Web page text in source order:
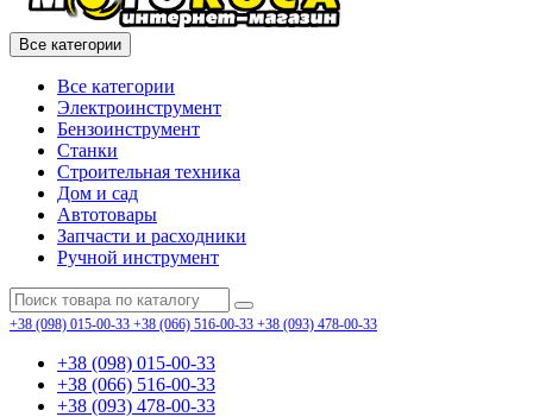
Все категории
Все категории
Электроинструмент
Бензоинструмент
Станки
Строительная техника
Дом и сад
Автотовары
Запчасти и расходники
Ручной инструмент
+38 (098) 015-00-33 +38 (066) 516-00-33 +38 (093) 478-00-33
+38 (098) 015-00-33
+38 (066) 516-00-33
+38 (093) 478-00-33